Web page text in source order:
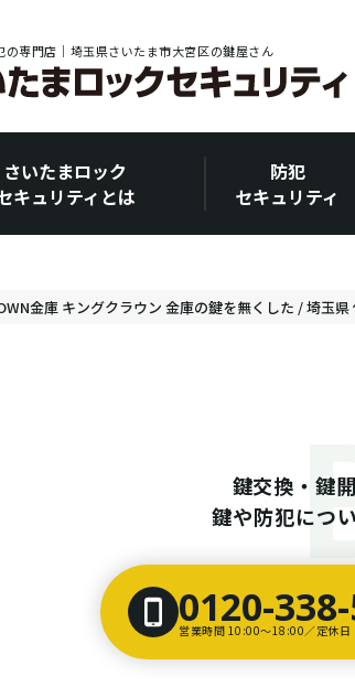
の専門店｜埼玉県さいたま市大宮区の鍵屋さん
さいたまロック
キュリティとは
防犯
セキュリティ
金庫 キングクラウン 金庫の鍵を無くした / 埼玉県
鍵交換・鍵
鍵や防犯につ
0120-
営業時間 10:00〜18:00／定休日